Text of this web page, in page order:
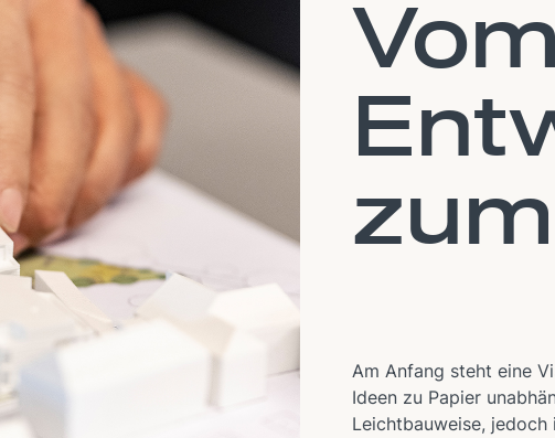
Am Anfang steht eine
Ideen zu Papier
Leichtbauweise,